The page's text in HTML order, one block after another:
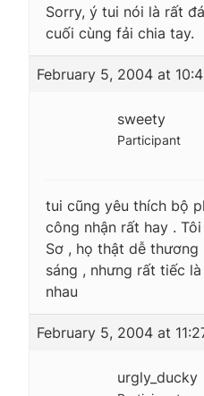
Sorry, ý tui nói là rất
cuối cùng fải chia tay.
February 5, 2004 at
sweety
Participant
tui cũng yêu thích bộ
công nhận rất hay .
Sơ , họ thật dễ
sáng , nhưng rất tiếc
nhau
February 5, 2004 at
urgly_ducky